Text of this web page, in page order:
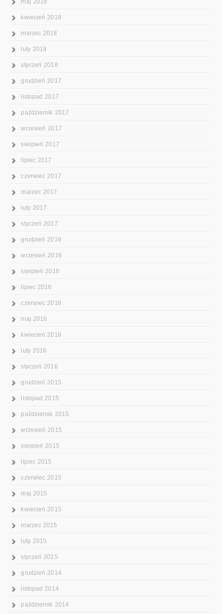
kwiecień 2018
marzec 2018
luty 2018
styczeń 2018
grudzień 2017
listopad 2017
październik 2017
wrzesień 2017
sierpień 2017
lipiec 2017
czerwiec 2017
marzec 2017
luty 2017
styczeń 2017
grudzień 2016
wrzesień 2016
sierpień 2016
lipiec 2016
czerwiec 2016
maj 2016
kwiecień 2016
luty 2016
styczeń 2016
grudzień 2015
listopad 2015
październik 2015
wrzesień 2015
sierpień 2015
lipiec 2015
czerwiec 2015
maj 2015
kwiecień 2015
marzec 2015
luty 2015
styczeń 2015
grudzień 2014
listopad 2014
październik 2014